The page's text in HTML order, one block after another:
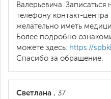
Валерьевича.
телефону контакт-
желательно иметь
Более подробно
можете здесь: https://
Спасибо за обращение.
Светлана , 37